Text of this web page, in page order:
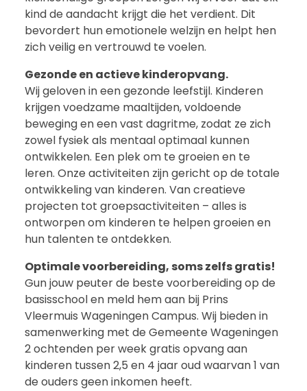
kind de aandacht krijgt die het verdient. Dit
bevordert hun emotionele welzijn en helpt hen
zich veilig en vertrouwd te voelen.
Gezonde en actieve kinderopvang.
Wij geloven in een gezonde leefstijl. Kinderen
krijgen voedzame maaltijden, voldoende
beweging en een vast dagritme, zodat ze zich
zowel fysiek als mentaal optimaal kunnen
ontwikkelen. Een plek om te groeien en te
leren. Onze activiteiten zijn gericht op de totale
ontwikkeling van kinderen. Van creatieve
projecten tot groepsactiviteiten – alles is
ontworpen om kinderen te helpen groeien en
hun talenten te ontdekken.
Optimale voorbereiding, soms zelfs gratis!
Gun jouw peuter de beste voorbereiding op de
basisschool en meld hem aan bij Prins
Vleermuis Wageningen Campus. Wij bieden in
samenwerking met de Gemeente Wageningen
2 ochtenden per week gratis opvang aan
kinderen tussen 2,5 en 4 jaar oud waarvan 1 van
de ouders geen inkomen heeft.